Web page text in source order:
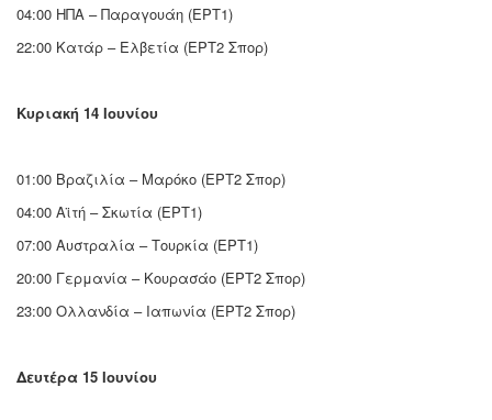
04:00 ΗΠΑ – Παραγουάη (ΕΡΤ1)
22:00 Κατάρ – Ελβετία (ΕΡΤ2 Σπορ)
Κυριακή 14 Ιουνίου
01:00 Βραζιλία – Μαρόκο (ΕΡΤ2 Σπορ)
04:00 Αϊτή – Σκωτία (ΕΡΤ1)
07:00 Αυστραλία – Τουρκία (ΕΡΤ1)
20:00 Γερμανία – Κουρασάο (ΕΡΤ2 Σπορ)
23:00 Ολλανδία – Ιαπωνία (ΕΡΤ2 Σπορ)
Δευτέρα 15 Ιουνίου